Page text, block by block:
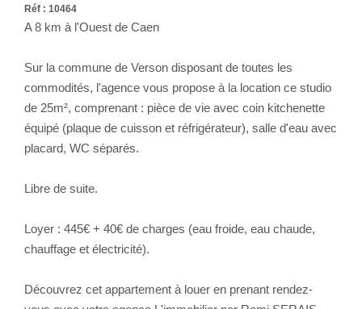
Réf : 10464
A 8 km à l'Ouest de Caen
Sur la commune de Verson disposant de toutes les
commodités, l'agence vous propose à la location ce studio
de 25m², comprenant : pièce de vie avec coin kitchenette
équipé (plaque de cuisson et réfrigérateur), salle d'eau avec
placard, WC séparés.
Libre de suite.
Loyer : 445€ + 40€ de charges (eau froide, eau chaude,
chauffage et électricité).
Découvrez cet appartement à louer en prenant rendez-